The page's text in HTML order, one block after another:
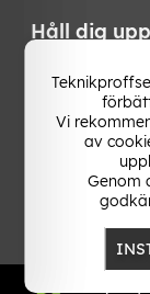
Håll dig
Få de senaste
bästa tipsen
vårt nyhetsbrev!
Vi
av
Genom